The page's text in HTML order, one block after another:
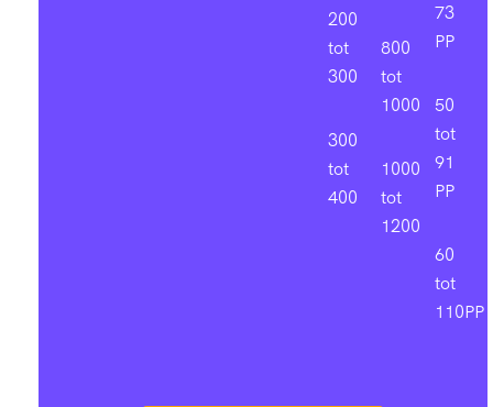
200
tot
300
300
tot
400
800
tot
1000
1000
tot
1200
73
PP
50
tot
91
PP
60
tot
110PP